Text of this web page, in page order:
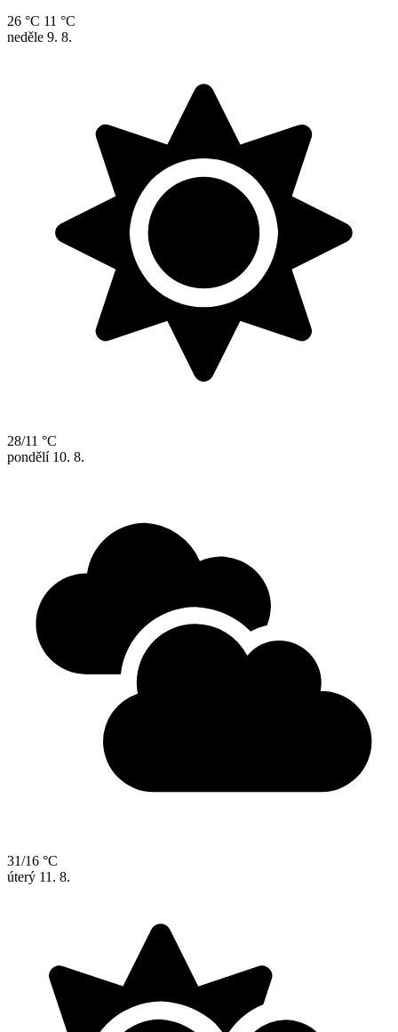
26 °C 11 °C
neděle 9. 8.
28/11 °C
pondělí 10. 8.
31/16 °C
úterý 11. 8.